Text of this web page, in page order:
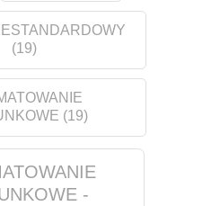
(19)
(19)
-